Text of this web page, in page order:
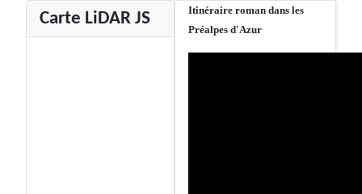
Carte LiDAR JS
Itinéraire roman dans les
Préalpes d'Azur